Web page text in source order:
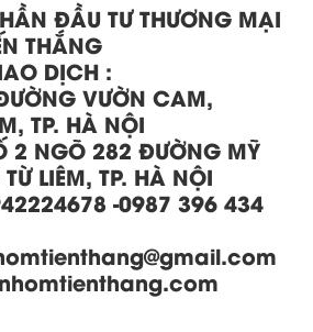
ĐẦU TƯ THƯƠNG MẠI
THẮNG
DỊCH :
VƯỜN CAM,
TP. HÀ NỘI
2 NGÕ 282 ĐƯỜNG MỸ
LIÊM, TP. HÀ NỘI
-0987 396 434
@gmail.com